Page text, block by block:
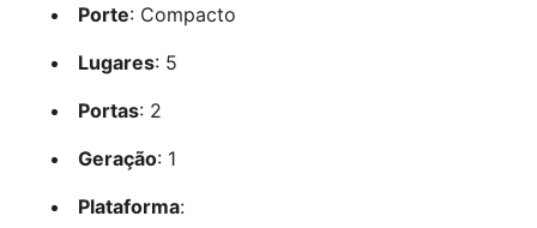
Porte: Compacto
Lugares: 5
Portas: 2
Geração: 1
Plataforma: